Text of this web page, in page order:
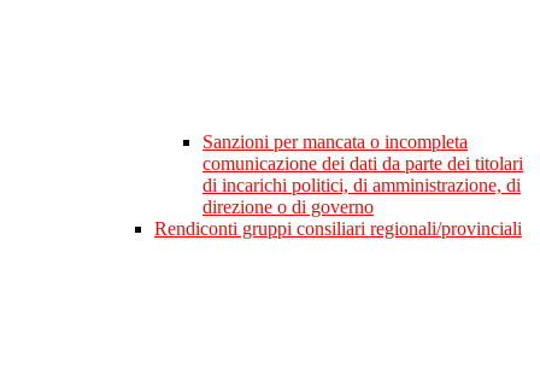
Sanzioni per mancata o incompleta
comunicazione dei dati da parte dei titolari
di incarichi politici, di amministrazione, di
direzione o di governo
Rendiconti gruppi consiliari regionali/provinciali